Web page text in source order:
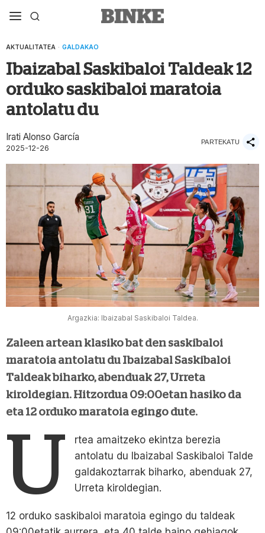
AKTUALITATEA · GALDAKAO
Ibaizabal Saskibaloi Taldeak 12
orduko saskibaloi maratoia
antolatu du
Irati Alonso García
2025-12-26
PARTEKATU
Argazkia: Ibaizabal Saskibaloi Taldea.
Zaleen artean klasiko bat den saskibaloi
maratoia antolatu du Ibaizabal Saskibaloi
Taldeak biharko, abenduak 27, Urreta
kiroldegian. Hitzordua 09:00etan hasiko da
eta 12 orduko maratoia egingo dute.
U
rtea amaitzeko ekintza berezia
antolatu du Ibaizabal Saskibaloi Talde
galdakoztarrak biharko, abenduak 27,
Urreta kiroldegian.
12 orduko saskibaloi maratoia egingo du taldeak